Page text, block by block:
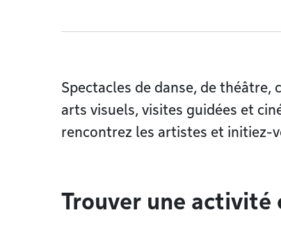
Spectacles de danse, de théâtre,
arts visuels, visites guidées et
rencontrez les artistes et initiez-
Trouver une